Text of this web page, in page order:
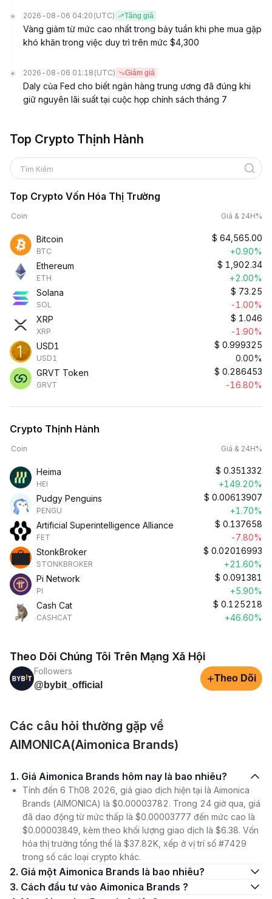
2026-08-06 04:20 (UTC) Tăng giá
Vàng giảm từ mức cao nhất trong bảy tuần khi phe mua gặp
khó khăn trong việc duy trì trên mức $4,300
2026-08-06 01:18 (UTC) Giảm giá
Daly của Fed cho biết ngân hàng trung ương đã đúng khi
giữ nguyên lãi suất tại cuộc họp chính sách tháng 7
Top Crypto Thịnh Hành
Tìm Kiếm
Top Crypto Vốn Hóa Thị Trường
Coin Giá & 24H%
Bitcoin
BTC
$ 64,565.00
+0.90%
Ethereum
ETH
$ 1,902.34
+2.00%
Solana
SOL
$ 73.25
-1.00%
XRP
XRP
$ 1.046
-1.90%
USD1
USD1
$ 0.999325
0.00%
GRVT Token
GRVT
$ 0.286453
-16.80%
Crypto Thịnh Hành
Coin Giá & 24H%
Heima
HEI
$ 0.351332
+149.20%
Pudgy Penguins
PENGU
$ 0.00613907
+1.70%
Artificial Superintelligence Alliance
FET
$ 0.137658
-7.80%
StonkBroker
STONKBROKER
$ 0.02016993
+21.60%
Pi Network
PI
$ 0.091381
+5.90%
Cash Cat
CASHCAT
$ 0.125218
+46.60%
Theo Dõi Chúng Tôi Trên Mạng Xã Hội
Followers
@bybit_official
+Theo Dõi
Các câu hỏi thường gặp về
AIMONICA(Aimonica Brands)
1. Giá Aimonica Brands hôm nay là bao nhiêu?
Tính đến 6 Th08 2026, giá giao dịch hiện tại là Aimonica
Brands (AIMONICA) là $0.00003782. Trong 24 giờ qua, giá
đã dao động từ mức thấp là $0.00003777 đến mức cao là
$0.00003849, kèm theo khối lượng giao dịch là $6.38. Vốn
hóa thị trường tổng thể là $37.82K, xếp ở vị trí số #7429
trong số các loại crypto khác.
2. Giá một Aimonica Brands là bao nhiêu?
3. Cách đầu tư vào Aimonica Brands ?